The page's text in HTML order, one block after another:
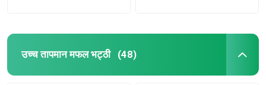
उच्च तापमान मफल भट्ठी (48)